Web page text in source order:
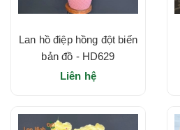
Lan hồ điệp hồng đột biến
bản đồ - HD629
Liên hệ